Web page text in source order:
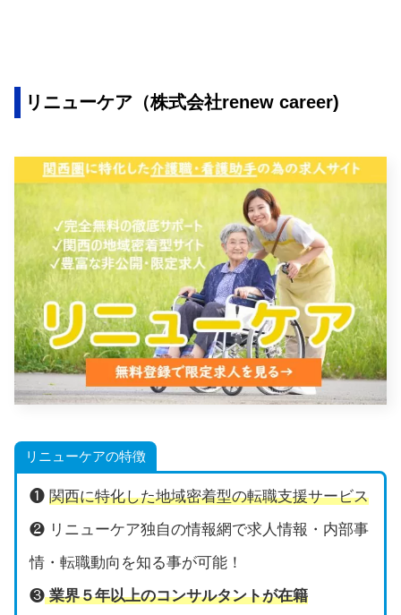
リニューケア（株式会社renew career)
リニューケアの特徴
❶ 関西に特化した地域密着型の転職支援サービス
❷ リニューケア独自の情報網で求人情報・内部事
情・転職動向を知る事が可能！
❸ 業界５年以上のコンサルタントが在籍